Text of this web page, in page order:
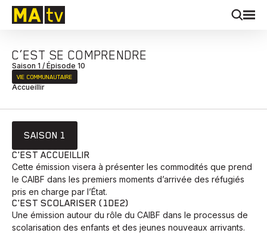
C’EST SE COMPRENDRE
Saison 1 / Épisode 10
VIE COMMUNAUTAIRE
Accueillir
SAISON 1
C'EST ACCUEILLIR
Cette émission visera à présenter les commodités que prend
le CAIBF dans les premiers moments d’arrivée des réfugiés
pris en charge par l’État.
C'EST SCOLARISER (1DE2)
Une émission autour du rôle du CAIBF dans le processus de
scolarisation des enfants et des jeunes nouveaux arrivants.